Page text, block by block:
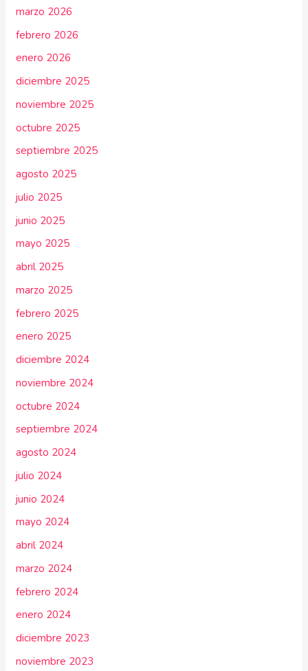
marzo 2026
febrero 2026
enero 2026
diciembre 2025
noviembre 2025
octubre 2025
septiembre 2025
agosto 2025
julio 2025
junio 2025
mayo 2025
abril 2025
marzo 2025
febrero 2025
enero 2025
diciembre 2024
noviembre 2024
octubre 2024
septiembre 2024
agosto 2024
julio 2024
junio 2024
mayo 2024
abril 2024
marzo 2024
febrero 2024
enero 2024
diciembre 2023
noviembre 2023